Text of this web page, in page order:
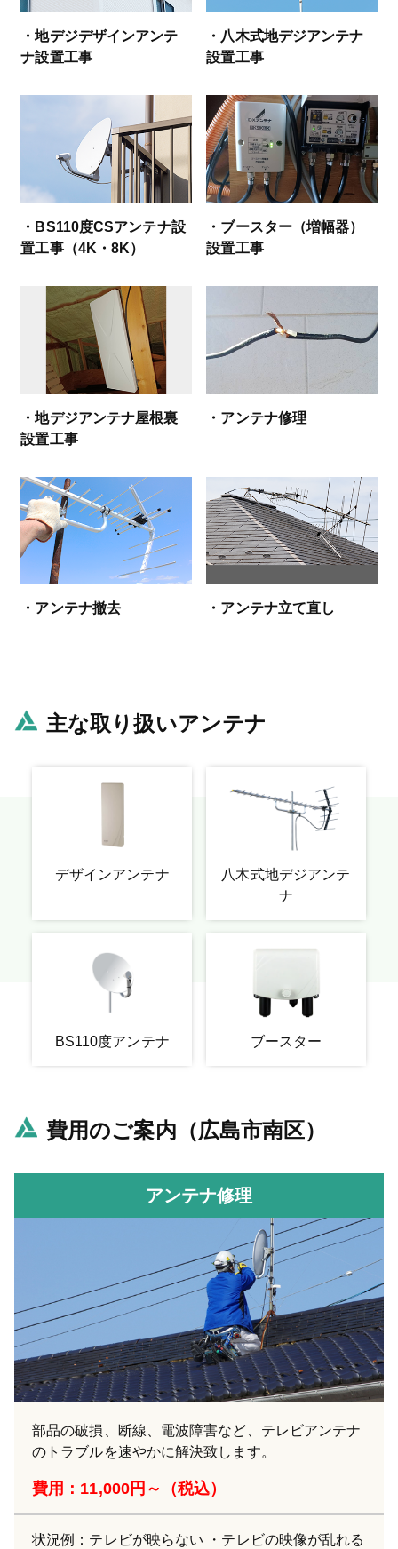
・地デジデザインアンテ
ナ設置工事
・八木式地デジアンテナ
設置工事
・BS110度CSアンテナ設
置工事（4K・8K）
・ブースター（増幅器）
設置工事
・地デジアンテナ屋根裏
設置工事
・アンテナ修理
・アンテナ撤去 ・アンテナ立て直し
主な取り扱いアンテナ
デザインアンテナ
八木式地デジアンテ
ナ
BS110度アンテナ ブースター
費用のご案内（広島市南区）
アンテナ修理
部品の破損、断線、電波障害など、テレビアンテナ
のトラブルを速やかに解決致します。
費用：11,000円～（税込）
状況例：テレビが映らない ・テレビの映像が乱れる